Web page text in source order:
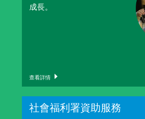
成長。
查看詳情
社會福利署資助服務